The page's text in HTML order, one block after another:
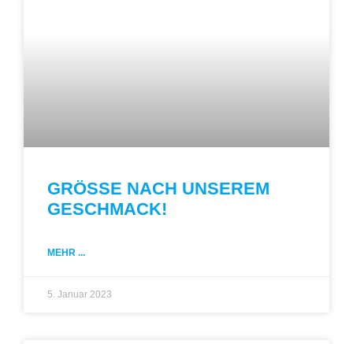
GRÖSSE NACH UNSEREM
GESCHMACK​!
MEHR ...
5. Januar 2023